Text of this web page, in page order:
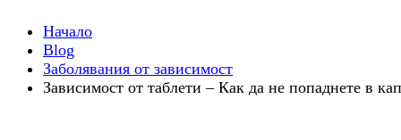
Начало
Blog
Заболявания от зависимост
Зависимост от таблети – Как да не попаднете в